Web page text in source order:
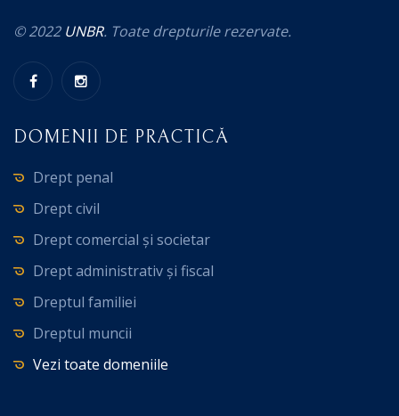
© 2022 UNBR. Toate drepturile rezervate.
DOMENII DE PRACTICĂ
Drept penal
Drept civil
Drept comercial și societar
Drept administrativ și fiscal
Dreptul familiei
Dreptul muncii
Vezi toate domeniile